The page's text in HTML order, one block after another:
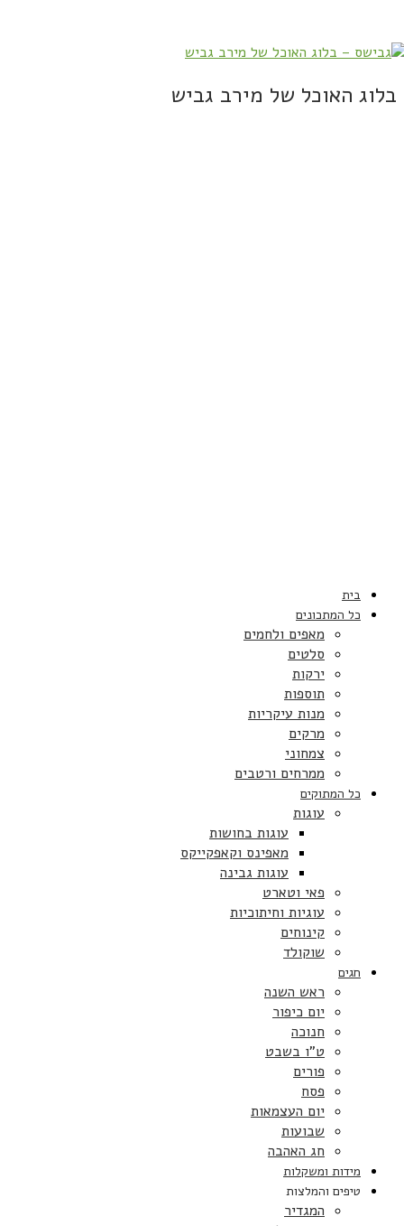
בלוג האוכל של מירב גביש
בית
כל המתכונים
מאפים ולחמים
סלטים
ירקות
תוספות
מנות עיקריות
מרקים
צמחוני
ממרחים ורטבים
כל המתוקים
עוגות
עוגות בחושות
מאפינס וקאפקייקס
עוגות גבינה
פאי וטארט
עוגיות וחיתוכיות
קינוחים
שוקולד
חגים
ראש השנה
יום כיפור
חנוכה
ט”ו בשבט
פורים
פסח
יום העצמאות
שבועות
חג האהבה
מידות ומשקלות
טיפים והמלצות
המגדיר